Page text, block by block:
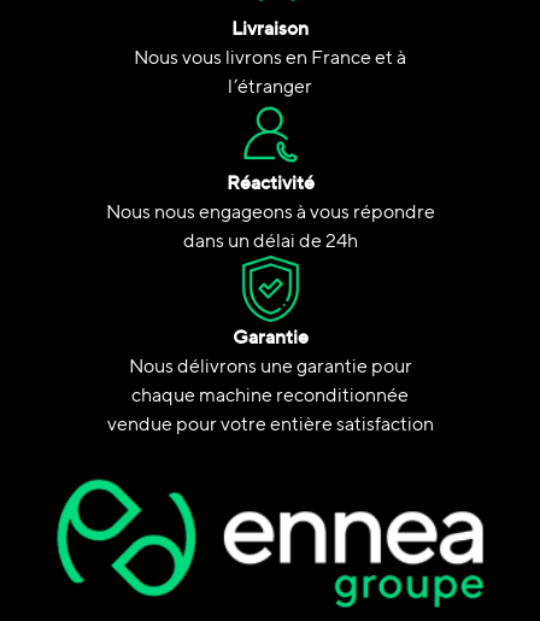
Livraison
Nous vous livrons en France et à
l’étranger
Réactivité
Nous nous engageons à vous répondre
dans un délai de 24h
Garantie
Nous délivrons une garantie pour
chaque machine reconditionnée
vendue pour votre entière satisfaction